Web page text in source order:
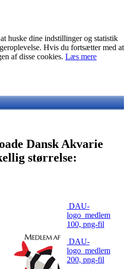
huske dine indstillinger og statistik
Hvis du fortsætter med at
af disse cookies. Læs mere
Dansk Akvarie
størrelse:
DAU-
logo_medlem
100, png-fil
DAU-
logo_medlem
200, png-fil